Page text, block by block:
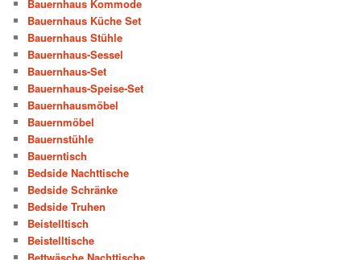
Bauernhaus Kommode
Bauernhaus Küche Set
Bauernhaus Stühle
Bauernhaus-Sessel
Bauernhaus-Set
Bauernhaus-Speise-Set
Bauernhausmöbel
Bauernmöbel
Bauernstühle
Bauerntisch
Bedside Nachttische
Bedside Schränke
Bedside Truhen
Beistelltisch
Beistelltische